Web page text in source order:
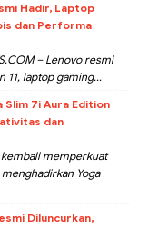
Hadir, Laptop
dan Performa
– Lenovo resmi
11, laptop gaming...
Slim 7i Aura Edition
dan
kembali memperkuat
Yoga
Diluncurkan,